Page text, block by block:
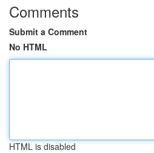
Comments
Submit a Comment
No HTML
HTML is disabled